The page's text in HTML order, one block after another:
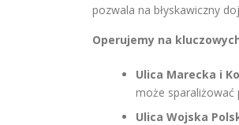
pozwala na błyskawiczny
Operujemy na
Ulica Marecka i
może sparaliżować
Ulica Wojska